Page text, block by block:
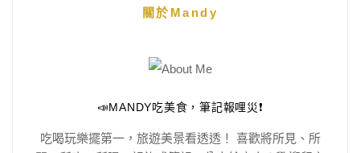
關於Mandy
📣MANDY吃美食，筆記報哩災❗️
吃喝玩樂擺第一，旅遊美景看透透！ 喜歡將所見、所